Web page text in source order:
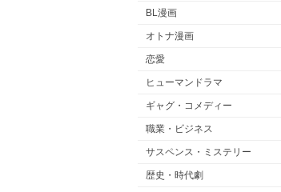
BL漫画
オトナ漫画
恋愛
ヒューマンドラマ
ギャグ・コメディー
職業・ビジネス
サスペンス・ミステリー
歴史・時代劇